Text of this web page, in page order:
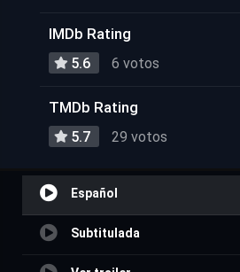
IMDb Rating
5.6 6 votos
TMDb Rating
5.7 29 votos
Español
Subtitulada